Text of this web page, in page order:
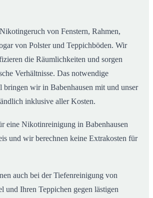
von Fenstern, Rahmen,
von Polster und Teppichböden. Wir
die Räumlichkeiten und sorgen
Verhältnisse. Das notwendige
bringen wir in Babenhausen mit und unser
inklusive aller Kosten.
eine Nikotinreinigung in Babenhausen
und wir berechnen keine Extrakosten für
auch bei der Tiefenreinigung von
und Ihren Teppichen gegen lästigen